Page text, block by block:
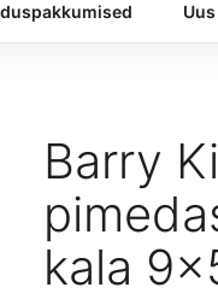
Uus
Barry
kala